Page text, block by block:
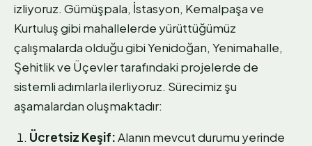
izliyoruz. Gümüşpala, İstasyon, Kemalpaşa ve
Kurtuluş gibi mahallelerde yürüttüğümüz
çalışmalarda olduğu gibi Yenidoğan, Yenimahalle,
Şehitlik ve Üçevler tarafındaki projelerde de
sistemli adımlarla ilerliyoruz. Sürecimiz şu
aşamalardan oluşmaktadır:
Ücretsiz Keşif:Alanın mevcut durumu yerinde